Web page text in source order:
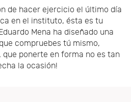
de hacer ejercicio el último día
en el instituto, ésta es tu
Mena ha diseñado una
compruebes tú mismo,
que ponerte en forma no es tan
la ocasión!